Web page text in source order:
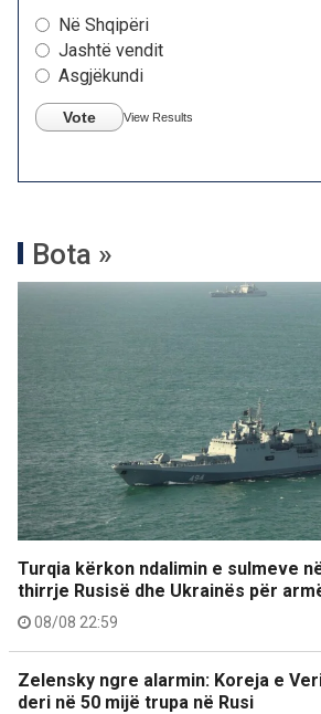
Në Shqipëri
Jashtë vendit
Asgjëkundi
Vote View Results
Bota »
Turqia kërkon ndalimin e sulmeve
thirrje Rusisë dhe Ukrainës për
08/08 22:59
Zelensky ngre alarmin: Koreja e
deri në 50 mijë trupa në Rusi